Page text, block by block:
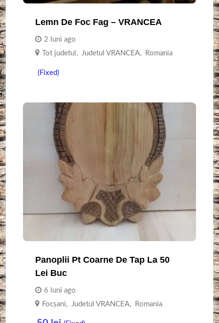
Lemn De Foc Fag – VRANCEA
2 luni ago
Tot judetul , Judetul VRANCEA, Romania
(Fixed)
Panoplii Pt Coarne De Tap La 50
Lei Buc
6 luni ago
Focşani, Judetul VRANCEA, Romania